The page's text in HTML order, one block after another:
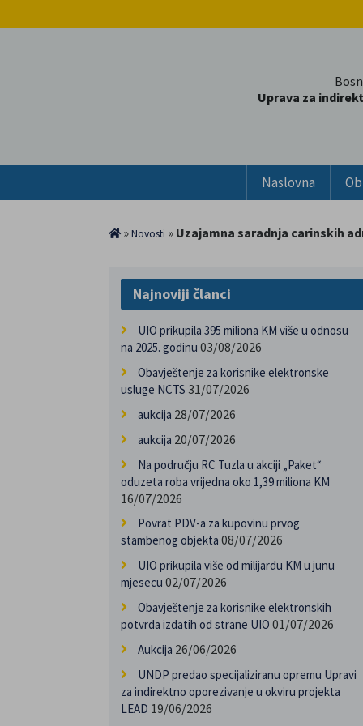
Uprava za
Naslovna
»Novosti » Uzajamna saradnja carinskih
Najnoviji članci
UIO prikupila 395 miliona KM više u odnosu
na 2025. godinu 03/08/2026
Obavještenje za korisnike elektronske
usluge NCTS 31/07/2026
aukcija 28/07/2026
aukcija 20/07/2026
Na području RC Tuzla u akciji „Paket“
oduzeta roba vrijedna oko 1,39 miliona KM
16/07/2026
Povrat PDV-a za kupovinu prvog
stambenog objekta 08/07/2026
UIO prikupila više od milijardu KM u junu
mjesecu 02/07/2026
Obavještenje za korisnike elektronskih
potvrda izdatih od strane UIO 01/07/2026
Aukcija 26/06/2026
UNDP predao specijaliziranu opremu Upravi
za indirektno oporezivanje u okviru projekta
LEAD 19/06/2026